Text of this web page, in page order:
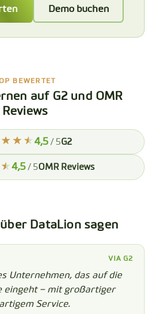
Demo buchen
BEWERTET
auf G2 und OMR
Reviews
4,5 / 5G2
4,5 / 5OMR Reviews
DataLion sagen
VIA G2
Unternehmen, das auf die
eingeht – mit großartiger
Service.